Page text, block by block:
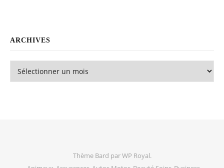
ARCHIVES
Archives
Thème Bard parWP Royal.